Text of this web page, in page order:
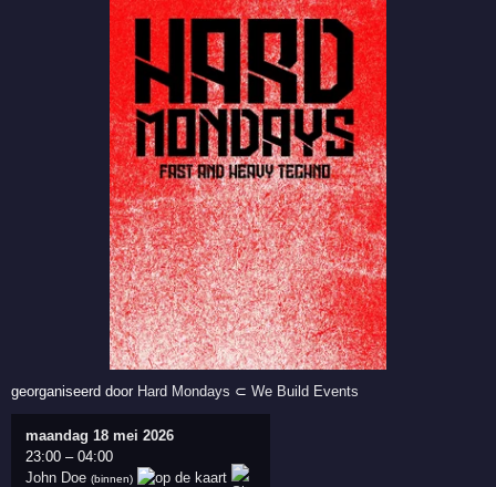
georganiseerd door Hard Mondays ⊂We Build Events
maandag 18 mei 2026
23:00 –04:00
John Doe (binnen)